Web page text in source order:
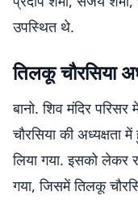
उपस्थित थे.
तिलकू चौरसिया
बानो. शिव मंदिर
चौरसिया की अध्यक्षता
लिया गया. इसको लेकर
गया, जिसमें तिलकू